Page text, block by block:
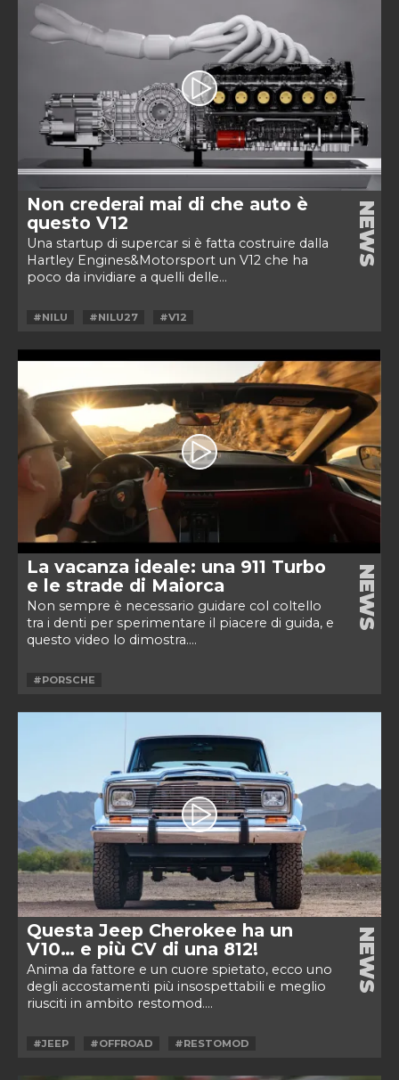
Non crederai mai di che auto è
questo V12
Una startup di supercar si è fatta costruire dalla
Hartley Engines&Motorsport un V12 che ha
poco da invidiare a quelli delle...
NEWS
#NILU #NILU27 #V12
La vacanza ideale: una 911 Turbo
e le strade di Maiorca
Non sempre è necessario guidare col coltello
tra i denti per sperimentare il piacere di guida, e
questo video lo dimostra....
NEWS
#PORSCHE
Questa Jeep Cherokee ha un
V10… e più CV di una 812!
Anima da fattore e un cuore spietato, ecco uno
degli accostamenti più insospettabili e meglio
riusciti in ambito restomod....
NEWS
#JEEP #OFFROAD #RESTOMOD